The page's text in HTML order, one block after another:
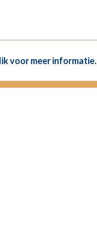
voor meer informatie.